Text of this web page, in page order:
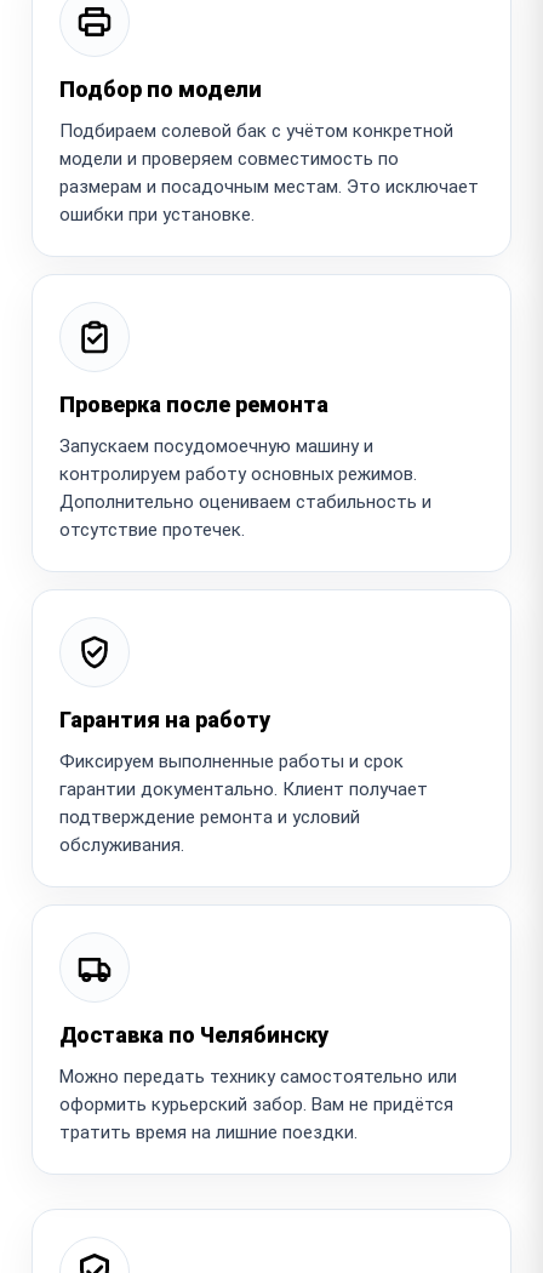
Подбор по модели
Подбираем солевой бак с учётом конкретной
модели и проверяем совместимость по
размерам и посадочным местам. Это исключает
ошибки при установке.
Проверка после ремонта
Запускаем посудомоечную машину и
контролируем работу основных режимов.
Дополнительно оцениваем стабильность и
отсутствие протечек.
Гарантия на работу
Фиксируем выполненные работы и срок
гарантии документально. Клиент получает
подтверждение ремонта и условий
обслуживания.
Доставка по Челябинску
Можно передать технику самостоятельно или
оформить курьерский забор. Вам не придётся
тратить время на лишние поездки.